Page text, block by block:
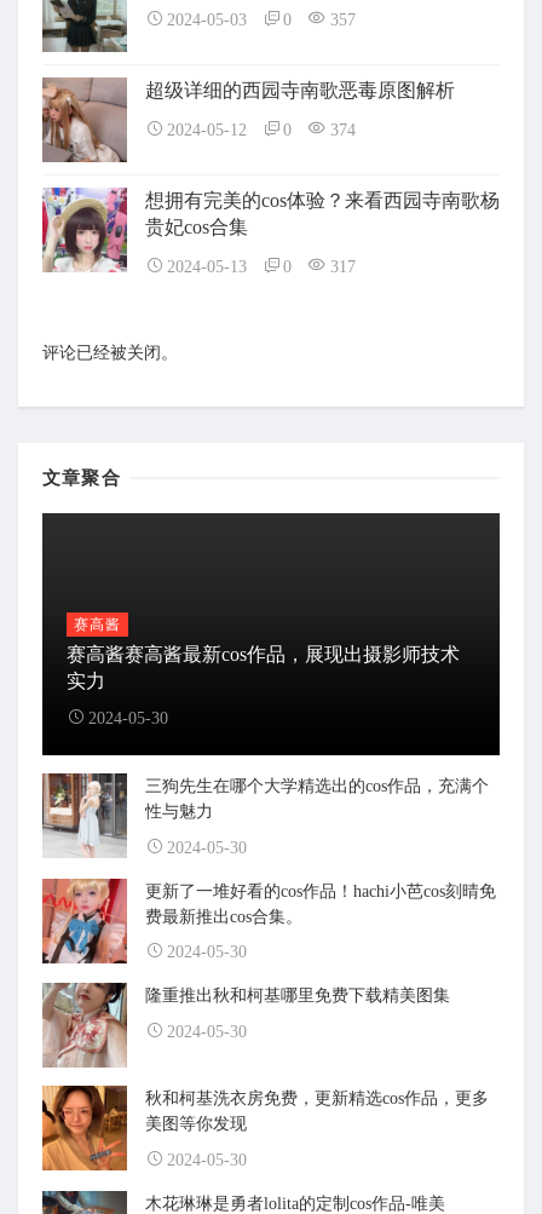
2024-05-03 0 357
超级详细的西园寺南歌恶毒原图解析
2024-05-12 0 374
想拥有完美的cos体验？来看西园寺南歌杨
贵妃cos合集
2024-05-13 0 317
评论已经被关闭。
文章聚合
赛高酱
赛高酱赛高酱最新cos作品，展现出摄影师技术
实力
2024-05-30
三狗先生在哪个大学精选出的cos作品，充满个
性与魅力
2024-05-30
更新了一堆好看的cos作品！hachi小芭cos刻晴免
费最新推出cos合集。
2024-05-30
隆重推出秋和柯基哪里免费下载精美图集
2024-05-30
秋和柯基洗衣房免费，更新精选cos作品，更多
美图等你发现
2024-05-30
木花琳琳是勇者lolita的定制cos作品-唯美